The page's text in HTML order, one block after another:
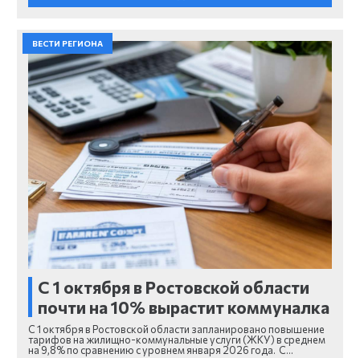
ВЕСТИ РЕГИОНА
С 1 октября в Ростовской области
почти на 10% вырастит коммуналка
С 1 октября в Ростовской области запланировано повышение
тарифов на жилищно-коммунальные услуги (ЖКУ) в среднем
на 9,8% по сравнению с уровнем января 2026 года. С…